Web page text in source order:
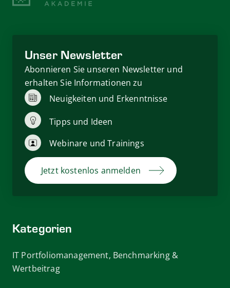
Unser Newsletter
Abonnieren Sie unseren Newsletter und
erhalten Sie Informationen zu
Neuigkeiten und Erkenntnisse
Tipps und Ideen
Webinare und Trainings
Jetzt kostenlos anmelden
Kategorien
IT Portfoliomanagement, Benchmarking &
Wertbeitrag